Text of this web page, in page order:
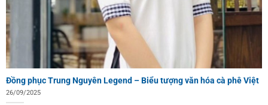
Đồng phục Trung Nguyên Legend – Biểu tượng văn hóa cà phê Việt
26/09/2025